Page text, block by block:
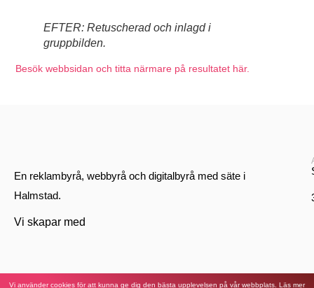
EFTER: Retuscherad och inlagd i
gruppbilden.
Besök webbsidan och titta närmare på resultatet här.
En reklambyrå, webbyrå och digitalbyrå med säte i
Halmstad.
Vi skapar med
Vi använder cookies för att kunna ge dig den bästa upplevelsen på vår webbplats. Läs mer